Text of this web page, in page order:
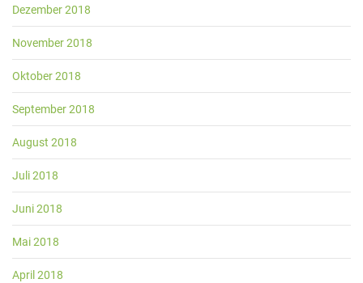
Dezember 2018
November 2018
Oktober 2018
September 2018
August 2018
Juli 2018
Juni 2018
Mai 2018
April 2018